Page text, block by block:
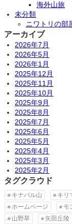
海外山旅
未分類
ニワトリの部
アーカイブ
2026年7月
2026年5月
2026年1月
2025年12月
2025年11月
2025年10月
2025年9月
2025年8月
2025年7月
2025年6月
2025年5月
2025年4月
2025年3月
2025年2月
タグクラウド
キナバル山 キリ
ホームページ
モ
山野草
矢田丘陵